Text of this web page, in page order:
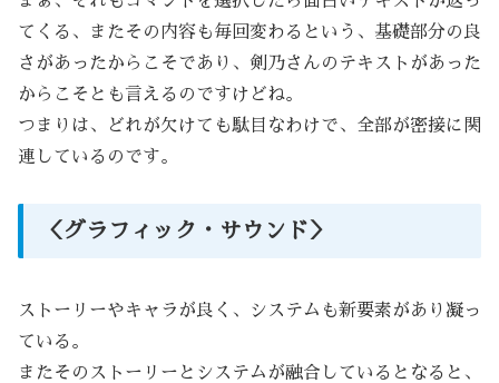
てくる、またその内容も毎回変わるという、基礎部分の良
さがあったからこそであり、剣乃さんのテキストがあった
からこそとも言えるのですけどね。
つまりは、どれが欠けても駄目なわけで、全部が密接に関
連しているのです。
＜グラフィック・サウンド＞
ストーリーやキャラが良く、システムも新要素があり凝っ
ている。
またそのストーリーとシステムが融合しているとなると、